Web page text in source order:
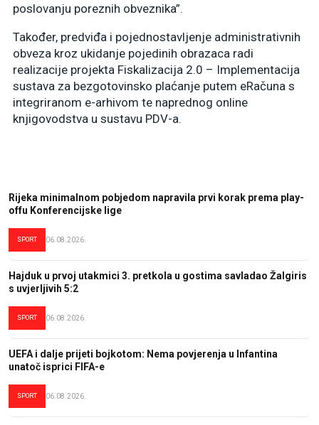
poslovanju poreznih obveznika”.
Također, predviđa i pojednostavljenje administrativnih
obveza kroz ukidanje pojedinih obrazaca radi
realizacije projekta Fiskalizacija 2.0 – Implementacija
sustava za bezgotovinsko plaćanje putem eRačuna s
integriranom e-arhivom te naprednog online
knjigovodstva u sustavu PDV-a.
Rijeka minimalnom pobjedom napravila prvi korak prema play-
offu Konferencijske lige
SPORT 06.08.2026.
Hajduk u prvoj utakmici 3. pretkola u gostima savladao Žalgiris
s uvjerljivih 5:2
SPORT 06.08.2026.
UEFA i dalje prijeti bojkotom: Nema povjerenja u Infantina
unatoč isprici FIFA-e
SPORT 06.08.2026.